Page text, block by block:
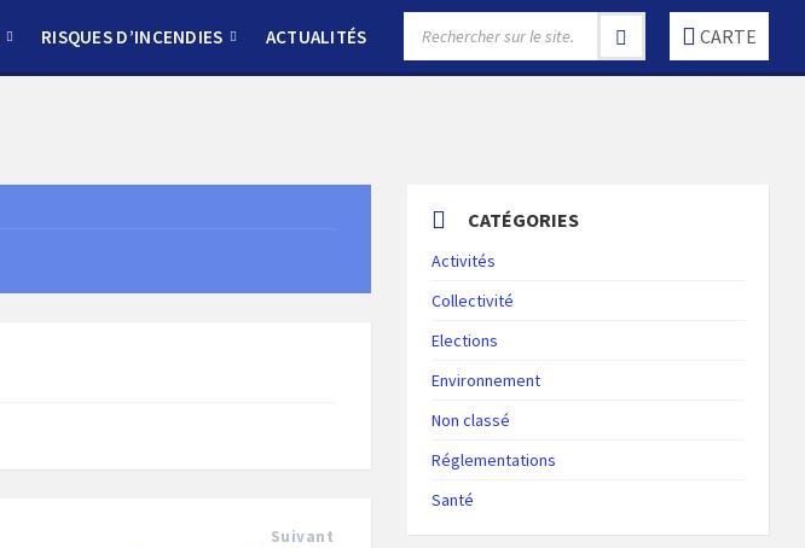
RISQUES D’INCENDIES ACTUALITÉS CARTE
Suivant
CATÉGORIES
Activités
Collectivité
Elections
Environnement
Non classé
Réglementations
Santé